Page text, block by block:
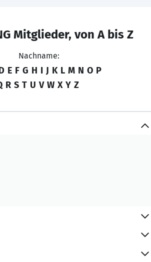
Mitglieder, von A bis Z
Nachname:
E F G H I J K L M N O P
R S T U V W X Y Z